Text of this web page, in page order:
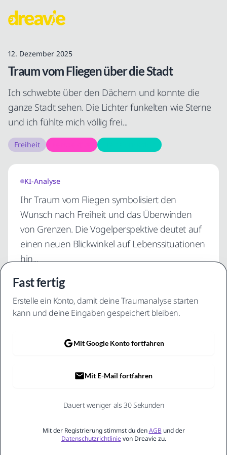
12. Dezember 2025
Traum vom Fliegen über die Stadt
Ich schwebte über den Dächern und konnte die
ganze Stadt sehen. Die Lichter funkelten wie Sterne
und ich fühlte mich völlig frei...
Freiheit
KI-Analyse
Ihr Traum vom Fliegen symbolisiert den
Wunsch nach Freiheit und das Überwinden
von Grenzen. Die Vogelperspektive deutet auf
einen neuen Blickwinkel auf Lebenssituationen
hin...
247
Träume
89%
Erkenntnisse
156
Muster
8. Dezember 2025
Fast fertig
Erstelle ein Konto, damit deine Traumanalyse starten
kann und deine Eingaben gespeichert bleiben.
Mit Google Konto fortfahren
Mit E-Mail fortfahren
Dauert weniger als 30 Sekunden
Mit der Registrierung stimmst du denAGBund der
Datenschutzrichtlinievon Dreavie zu.